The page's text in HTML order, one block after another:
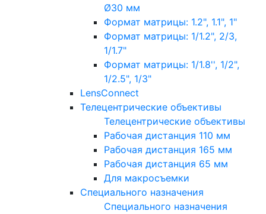
Ø30 мм
Формат матрицы: 1.2", 1.1", 1"
Формат матрицы: 1/1.2", 2/3,
1/1.7"
Формат матрицы: 1/1.8'', 1/2",
1/2.5", 1/3"
LensConnect
Телецентрические объективы
Телецентрические объективы
Рабочая дистанция 110 мм
Рабочая дистанция 165 мм
Рабочая дистанция 65 мм
Для макросъемки
Специального назначения
Специального назначения